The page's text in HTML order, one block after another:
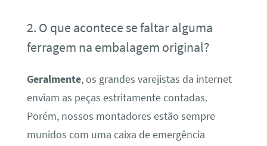
2. O que acontece se faltar alguma
ferragem na embalagem original?
Geralmente, os grandes varejistas da internet
enviam as peças estritamente contadas.
Porém, nossos montadores estão sempre
munidos com uma caixa de emergência